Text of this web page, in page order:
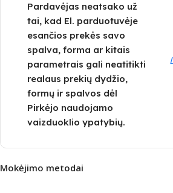
Pardavėjas neatsako už
tai, kad El. parduotuvėje
esančios prekės savo
spalva, forma ar kitais
parametrais gali neatitikti
realaus prekių dydžio,
formų ir spalvos dėl
Pirkėjo naudojamo
vaizduoklio ypatybių.
Mokėjimo metodai